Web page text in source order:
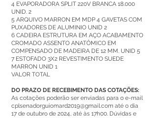
4 EVAPORADORA SPLIT 220V BRANCA 18.000
UNID. 2
5 ARQUIVO MARRON EM MDP 4 GAVETAS COM
PUXADORES DE ALUMINIO UNID 2
6 CADEIRA ESTRUTURA EM AÇO ACABAMENTO
CROMADO ASSENTO ANATÔMICO EM
COMPENSADO DE MADEIRA DE 12 MM. UNID 5
7 ESTOFADO 3X2 REVESTIMENTO SUEDE
MARRON UNID 1
VALOR TOTAL
DO PRAZO DE RECEBIMENTO DAS COTAÇÕES:
As cotações poderão ser enviadas para o e-mail
cplsenadorguiomard2019@gmail.com até o dia
17 de outubro de 2024, até às 17h00. Dúvidas e